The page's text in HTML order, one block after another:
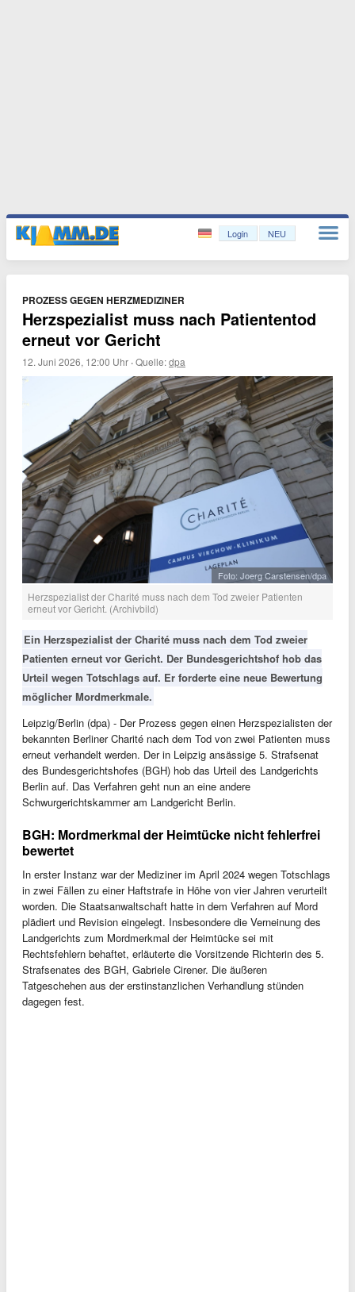
Login NEU
PROZESS GEGEN HERZMEDIZINER
Herzspezialist muss nach Patiententod
erneut vor Gericht
12. Juni 2026, 12:00 Uhr ·Quelle:dpa
Foto: Joerg Carstensen/dpa
Herzspezialist der Charité muss nach dem Tod zweier Patienten
erneut vor Gericht. (Archivbild)
Ein Herzspezialist der Charité muss nach dem Tod zweier
Patienten erneut vor Gericht. Der Bundesgerichtshof hob das
Urteil wegen Totschlags auf. Er forderte eine neue Bewertung
möglicher Mordmerkmale.
Leipzig/Berlin (dpa) - Der Prozess gegen einen Herzspezialisten der
bekannten Berliner Charité nach dem Tod von zwei Patienten muss
erneut verhandelt werden. Der in Leipzig ansässige 5. Strafsenat
des Bundesgerichtshofes (BGH) hob das Urteil des Landgerichts
Berlin auf. Das Verfahren geht nun an eine andere
Schwurgerichtskammer am Landgericht Berlin.
BGH: Mordmerkmal der Heimtücke nicht fehlerfrei
bewertet
In erster Instanz war der Mediziner im April 2024 wegen Totschlags
in zwei Fällen zu einer Haftstrafe in Höhe von vier Jahren verurteilt
worden. Die Staatsanwaltschaft hatte in dem Verfahren auf Mord
plädiert und Revision eingelegt. Insbesondere die Verneinung des
Landgerichts zum Mordmerkmal der Heimtücke sei mit
Rechtsfehlern behaftet, erläuterte die Vorsitzende Richterin des 5.
Strafsenates des BGH, Gabriele Cirener. Die äußeren
Tatgeschehen aus der erstinstanzlichen Verhandlung stünden
dagegen fest.